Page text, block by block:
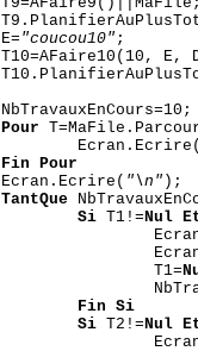
E= "coucou10" ;
T10=AFaire10(10, E,
NbTravauxEnCours=10;
Pour
Fin Pour
Ecran.Ecrire( "\n" );
TantQue
SiT1!=Nul
T1=
Fin Si
SiT2!=Nul